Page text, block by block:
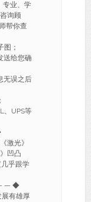
专业、学
询顾
帮你查
图；
送给您确
无误之后
、UPS等
激光》
凹凸
乎跟学
— ◆
有雄厚